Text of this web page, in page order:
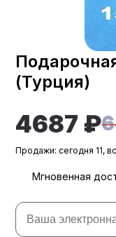
(Турция)
4687 ₽
Продажи: сегодня 11,
Мгновенная